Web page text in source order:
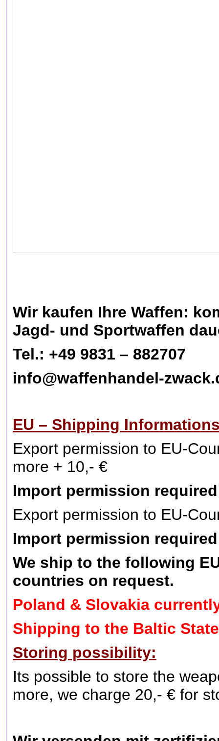
Wir kaufen Ihre Waffen:
Jagd- und Sportwaffen
Tel.: +49 9831 – 882707
info@waffenhandel-
EU – Shipping
Export permission to EU-
more + 10,- €
Import permission
Export permission to EU-
Import permission
We ship to the following
countries on request.
Poland & Slovakia
Shipping to the Baltic
Storing possibility:
Its possible to store the
more, we charge 20,- € for